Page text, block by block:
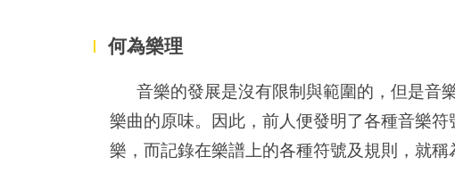
I 何為樂理
音樂的發展是沒有限制與範圍的，但是音
樂曲的原味。因此，前人便發明了各種音樂
樂，而記錄在樂譜上的各種符號及規則，就稱